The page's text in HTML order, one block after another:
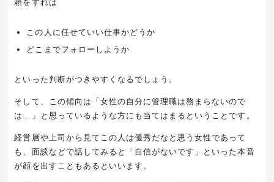
頼をすれば
この人に任せていい仕事かどうか
どこまでフォローしようか
といった判断がつきやすくなるでしょう。
そして、この傾向は「女性の自分に管理職は務まらないので
は…」と思っているような方にも当てはまるということです。
経営層や上司から見てこの人は優秀だなと思う女性であって
も、面談などで話してみると「自信がないです」といった本音
が顔を出すこともあるといいます。